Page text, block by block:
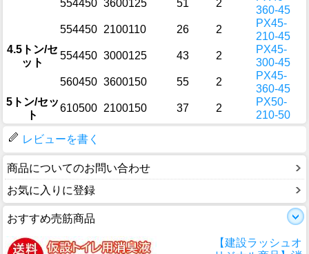
554450 3600125 51 2
360-45
4.5トン/セ
ット
554450 2100110 26 2
PX45-
210-45
554450 3000125 43 2
PX45-
300-45
560450 3600150 55 2
PX45-
360-45
5トン/セッ
ト
610500 2100150 37 2
PX50-
210-50
レビューを書く
商品についてのお問い合わせ
お気に入りに登録
おすすめ売筋商品
【建設ラッシュオ